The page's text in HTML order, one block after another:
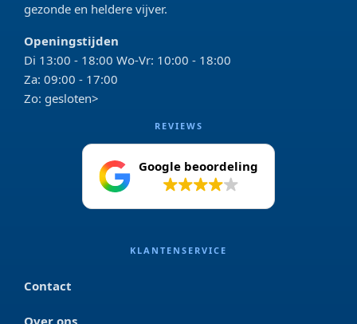
gezonde en heldere vijver.
Openingstijden
Di 13:00 - 18:00 Wo-Vr: 10:00 - 18:00
Za: 09:00 - 17:00
Zo: gesloten>
REVIEWS
Google beoordeling
KLANTENSERVICE
Contact